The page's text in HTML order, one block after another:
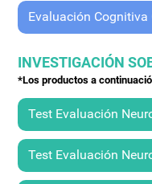
Evaluación Cognitiva
INVESTIGACIÓN
*Los productos a
Test Evaluación
Test Evaluación